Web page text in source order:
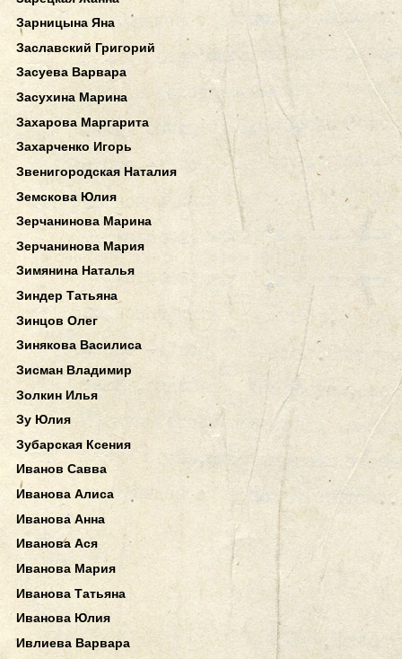
Зарницына Яна
Заславский Григорий
Засуева Варвара
Засухина Марина
Захарова Маргарита
Захарченко Игорь
Звенигородская Наталия
Земскова Юлия
Зерчанинова Марина
Зерчанинова Мария
Зимянина Наталья
Зиндер Татьяна
Зинцов Олег
Зинякова Василиса
Зисман Владимир
Золкин Илья
Зу Юлия
Зубарская Ксения
Иванов Савва
Иванова Алиса
Иванова Анна
Иванова Ася
Иванова Мария
Иванова Татьяна
Иванова Юлия
Ивлиева Варвара